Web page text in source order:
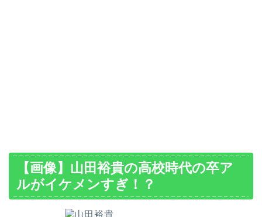
【画像】山田裕貴の高校時代の卒ア
ルがイケメンすぎ！？